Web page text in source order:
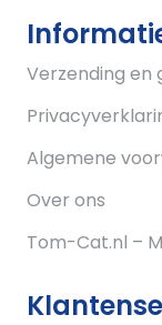
Verzending en
Algemene
Over ons
Tom-Cat.nl –